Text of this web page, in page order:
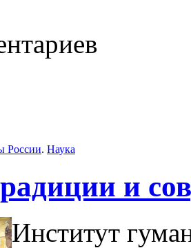
России. Наука
и
Институт